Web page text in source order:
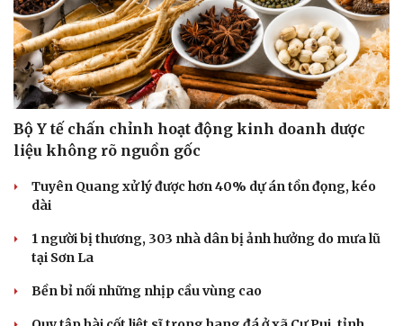
Văn hóa
Sân khấu - Điện ảnh
Âm nhạc
Di sản
Giải trí
Sao Việt
Bộ Y tế chấn chỉnh hoạt động kinh doanh dược
liệu không rõ nguồn gốc
Tuyên Quang xử lý được hơn 40% dự án tồn đọng, kéo
dài
1 người bị thương, 303 nhà dân bị ảnh hưởng do mưa lũ
tại Sơn La
Bền bỉ nối những nhịp cầu vùng cao